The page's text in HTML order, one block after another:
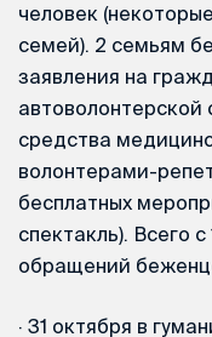
человек
семей). 2 семьям
заявления на
средства
волонтерами-
бесплатных
спектакль). Всего
обращений
· 31 октября в